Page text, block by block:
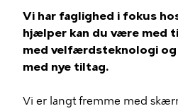
Vi har faglighed i fokus
hjælper kan du være med
med velfærdsteknologi
med nye tiltag.
Vi er langt fremme med